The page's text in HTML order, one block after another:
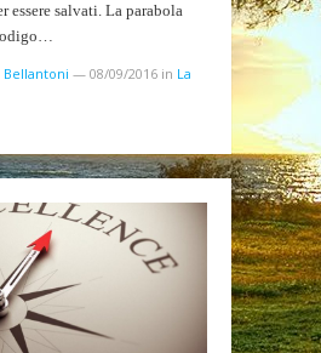
essere salvati. La parabola
Bellantoni — 08/09/2016 in La